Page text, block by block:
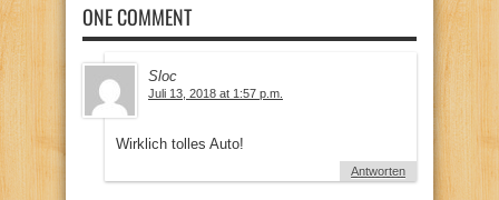
ONE COMMENT
Sloc
Juli 13, 2018 at 1:57 p.m.
Wirklich tolles Auto!
Antworten